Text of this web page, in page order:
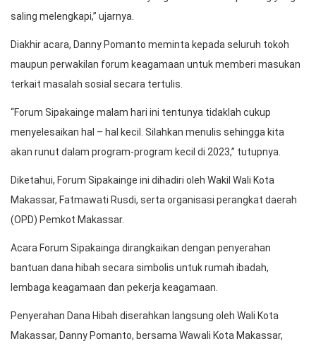
saling melengkapi,” ujarnya.
Diakhir acara, Danny Pomanto meminta kepada seluruh tokoh
maupun perwakilan forum keagamaan untuk memberi masukan
terkait masalah sosial secara tertulis.
“Forum Sipakainge malam hari ini tentunya tidaklah cukup
menyelesaikan hal – hal kecil. Silahkan menulis sehingga kita
akan runut dalam program-program kecil di 2023,” tutupnya.
Diketahui, Forum Sipakainge ini dihadiri oleh Wakil Wali Kota
Makassar, Fatmawati Rusdi, serta organisasi perangkat daerah
(OPD) Pemkot Makassar.
Acara Forum Sipakainga dirangkaikan dengan penyerahan
bantuan dana hibah secara simbolis untuk rumah ibadah,
lembaga keagamaan dan pekerja keagamaan.
Penyerahan Dana Hibah diserahkan langsung oleh Wali Kota
Makassar, Danny Pomanto, bersama Wawali Kota Makassar,